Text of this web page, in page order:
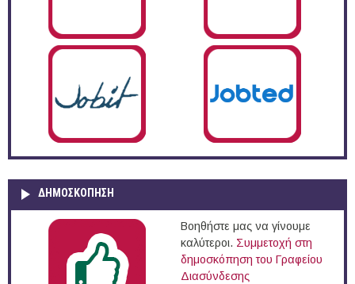
ΔΗΜΟΣΚΌΠΗΣΗ
Βοηθήστε μας να γίνουμε
καλύτεροι. Συμμετοχή στη
δημοσκόπηση του Γραφείου
Διασύνδεσης